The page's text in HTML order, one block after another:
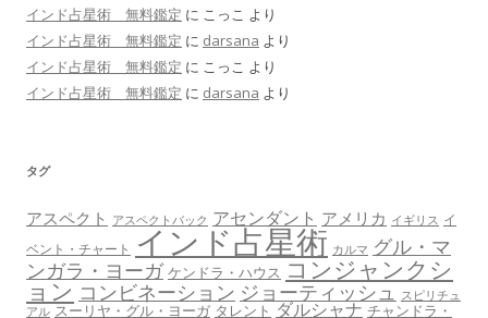
インド占星術 無料鑑定 に こっこ より
インド占星術 無料鑑定 に darsana より
インド占星術 無料鑑定 に こっこ より
インド占星術 無料鑑定 に darsana より
タグ
アスペクト アスペクトバック アセンダント アメリカ イギリス イ
ベント・チャート インド占星術 カルマ グル・マ
ンガラ・ヨーガ ケンドラ・ハウス コンジャンクシ
ョン コンビネーション ジョーティッシュ スピリチュ
アル スーリヤ・グル・ヨーガ タレント ダルシャナ チャンドラ・